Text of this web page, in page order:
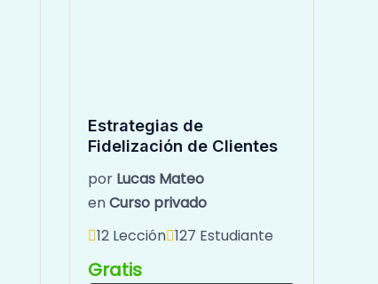
Estrategias de
Fidelización de Clientes
por Lucas Mateo
enCurso privado
12 Lección 127 Estudiante
Gratis